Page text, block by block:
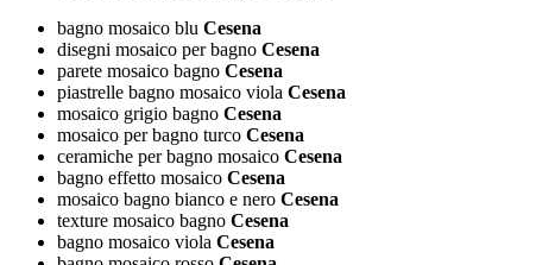
bagno mosaico blu Cesena
disegni mosaico per bagno Cesena
parete mosaico bagno Cesena
piastrelle bagno mosaico viola Cesena
mosaico grigio bagno Cesena
mosaico per bagno turco Cesena
ceramiche per bagno mosaico Cesena
bagno effetto mosaico Cesena
mosaico bagno bianco e nero Cesena
texture mosaico bagno Cesena
bagno mosaico viola Cesena